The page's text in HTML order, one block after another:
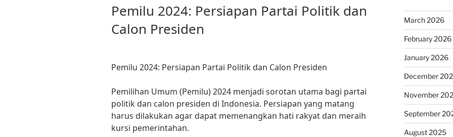
Pemilu 2024: Persiapan Partai Politik dan
Calon Presiden
Pemilu 2024: Persiapan Partai Politik dan Calon Presiden
Pemilihan Umum (Pemilu) 2024 menjadi sorotan utama bagi partai
politik dan calon presiden di Indonesia. Persiapan yang matang
harus dilakukan agar dapat memenangkan hati rakyat dan meraih
kursi pemerintahan.
March 2026
February 2026
January 2026
December
November
September
August 2025